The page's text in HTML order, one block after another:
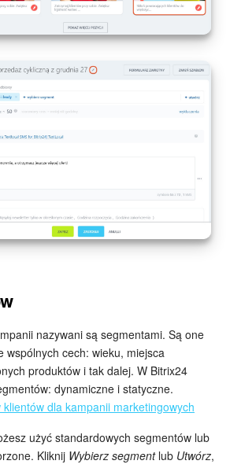
nazywani są segmentami. Są one
wspólnych cech: wieku, miejsca
produktów i tak dalej. W Bitrix24
dynamiczne i statyczne.
dla kampanii marketingowych
użyć standardowych segmentów lub
Kliknij Wybierz segmentlub Utwórz,